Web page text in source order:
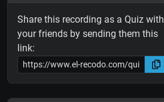
Share this recording as a Quiz with
your friends by sending them this
link: